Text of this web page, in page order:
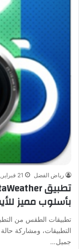
رياض الفضل 21 فبراير,2013
بأسلوب مميز
تطبيقات الطقس من
التطبيقات، ومشاركة
جميل…